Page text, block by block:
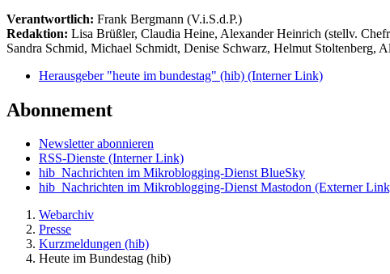
Verantwortlich: Frank Bergmann (V.i.S.d.P.)
Redaktion: Lisa Brüßler, Claudia Heine, Alexander Heinrich (stellv.
Sandra Schmid, Michael Schmidt, Denise Schwarz, Helmut Stoltenberg,
Herausgeber "heute im bundestag" (hib) (Interner Link)
Abonnement
Newsletter abonnieren
RSS-Dienste (Interner Link)
hib_Nachrichten im Mikroblogging-Dienst BlueSky
hib_Nachrichten im Mikroblogging-Dienst Mastodon (Externer
Webarchiv
Presse
Kurzmeldungen (hib)
Heute im Bundestag (hib)